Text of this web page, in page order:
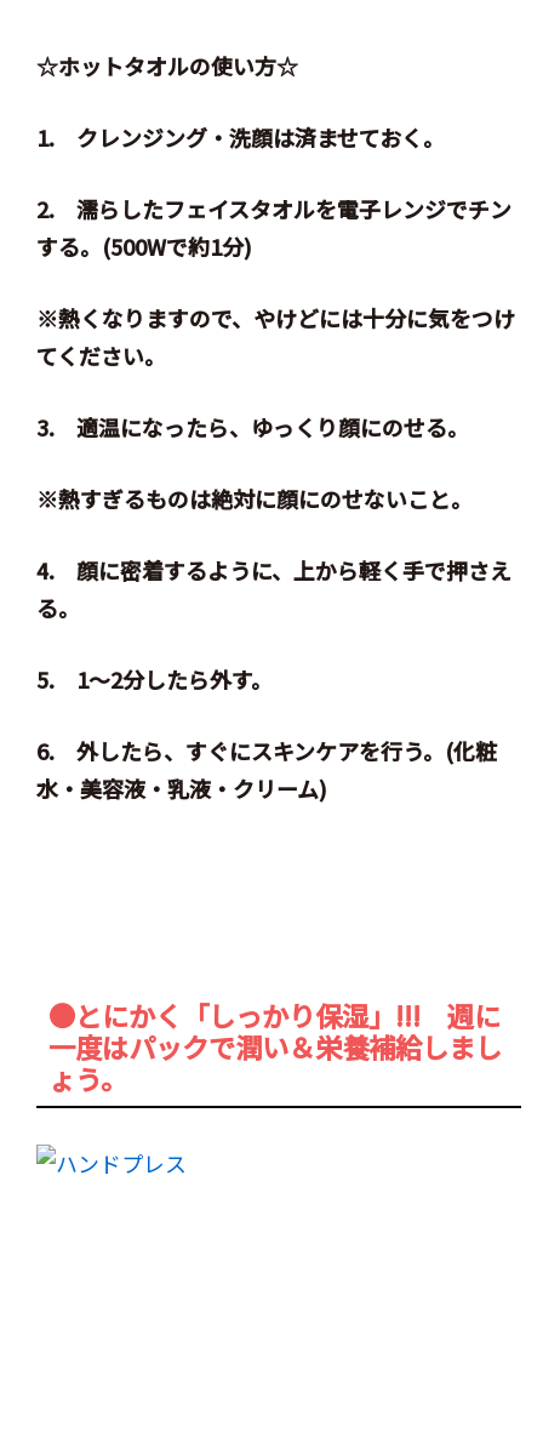
☆ホットタオルの使い方☆
1. クレンジング・洗顔は済ませておく。
2. 濡らしたフェイスタオルを電子レンジでチン
する。(500Wで約1分)
※熱くなりますので、やけどには十分に気をつけ
てください。
3. 適温になったら、ゆっくり顔にのせる。
※熱すぎるものは絶対に顔にのせないこと。
4. 顔に密着するように、上から軽く手で押さえ
る。
5. 1～2分したら外す。
6. 外したら、すぐにスキンケアを行う。(化粧
水・美容液・乳液・クリーム)
●とにかく「しっかり保湿」!!! 週に
一度はパックで潤い＆栄養補給しまし
ょう。